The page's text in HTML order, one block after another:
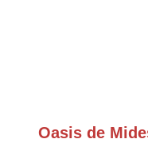
Oasis de